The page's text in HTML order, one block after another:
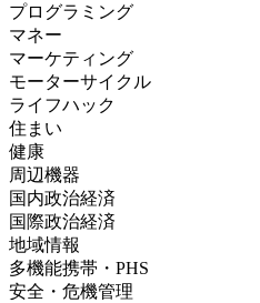
プログラミング
マネー
マーケティング
モーターサイクル
ライフハック
住まい
健康
周辺機器
国内政治経済
国際政治経済
地域情報
多機能携帯・PHS
安全・危機管理